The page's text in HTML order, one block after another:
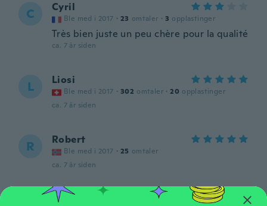
C Cyril
Ble med i 2017 · 23 omtaler · 3 opplastinger
Très bien juste un peu chère pour la qualité
ca. 7 år siden
L Liosi
Ble med i 2017 · 302 omtaler · 20 opplastinger
ca. 7 år siden
R Robert
Ble med i 2017 · 25 omtaler
ca. 7 år siden
Mona